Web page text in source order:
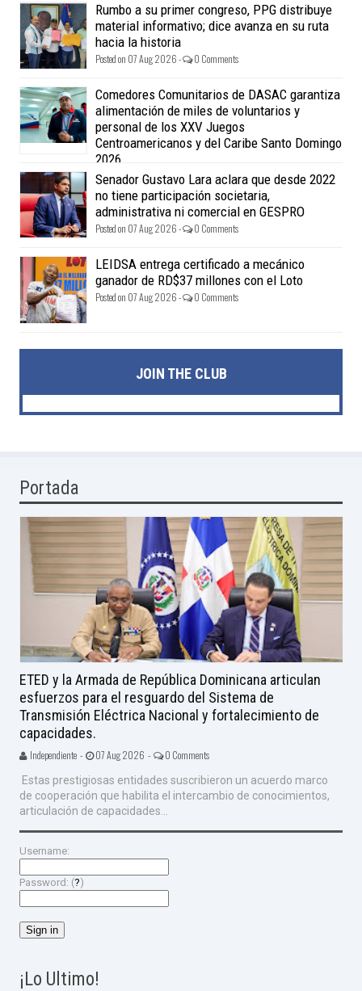
Rumbo a su primer congreso, PPG distribuye
material informativo; dice avanza en su ruta
hacia la historia
Posted on 07 Aug 2026 - 0 Comments
Comedores Comunitarios de DASAC garantiza
alimentación de miles de voluntarios y
personal de los XXV Juegos
Centroamericanos y del Caribe Santo Domingo
2026
Posted on 07 Aug 2026 - 0 Comments
Senador Gustavo Lara aclara que desde 2022
no tiene participación societaria,
administrativa ni comercial en GESPRO
Posted on 07 Aug 2026 - 0 Comments
LEIDSA entrega certificado a mecánico
ganador de RD$37 millones con el Loto
Posted on 07 Aug 2026 - 0 Comments
JOIN THE CLUB
Portada
ETED y la Armada de República Dominicana articulan
esfuerzos para el resguardo del Sistema de
Transmisión Eléctrica Nacional y fortalecimiento de
capacidades.
Independiente - 07 Aug 2026 - 0 Comments
Estas prestigiosas entidades suscribieron un acuerdo marco
de cooperación que habilita el intercambio de conocimientos,
articulación de capacidades...
Username:
Password: (?)
¡Lo Ultimo!